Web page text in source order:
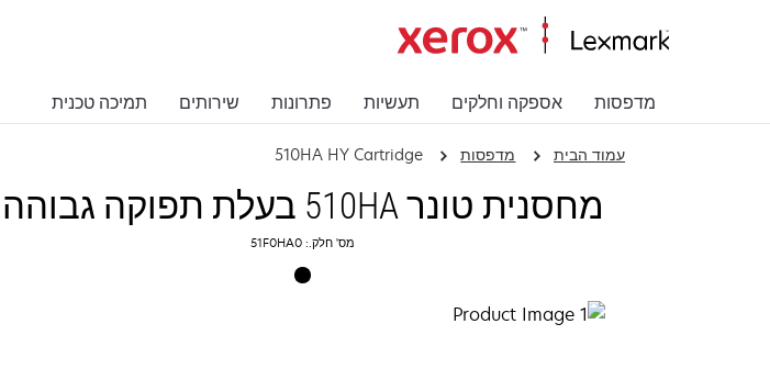
מדפסות אספקה וחלקים תעשיות פתרונות שירותים תמיכה טכנית
עמוד הבית מדפסות 510HA HY Cartridge
מחסנית טונר 510HA בעלת תפוקה גבוהה
מס' חלק.: 51F0HA0